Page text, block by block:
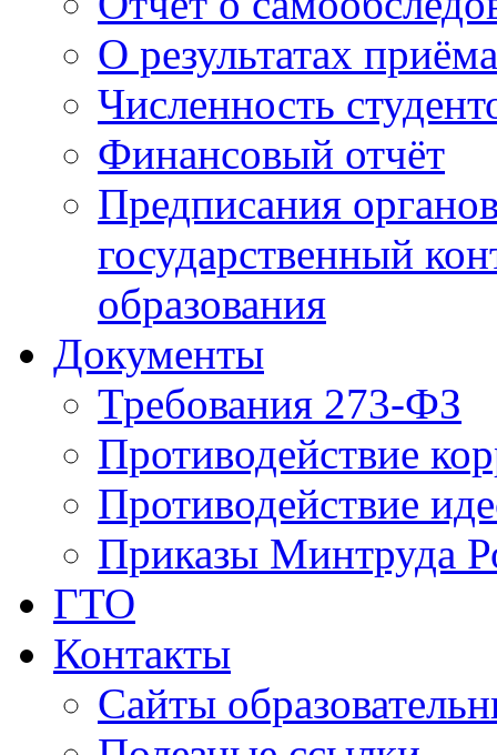
О результатах приёма
Численность
Финансовый отчёт
Предписания
государственный
образования
Документы
Требования 273-ФЗ
Противодействие
Противодействие
Приказы Минтруда
ГТО
Контакты
Сайты